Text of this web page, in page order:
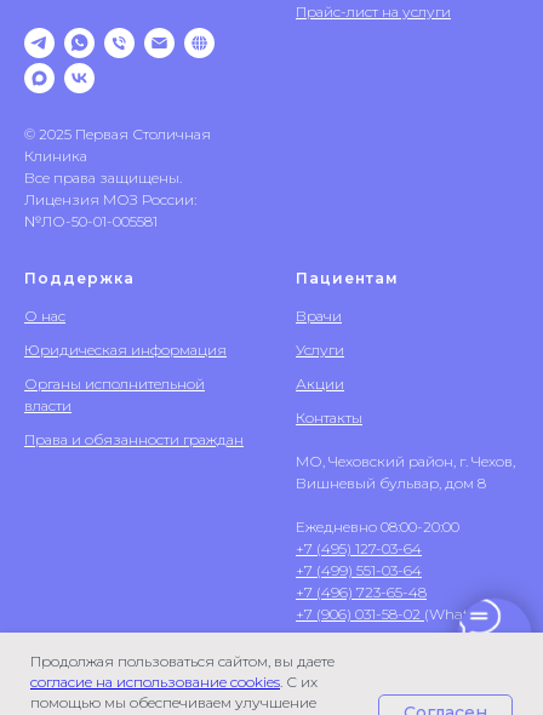
Продолжая пользоваться сайтом, вы даете
согласие на использование cookies. С их
помощью мы обеспечиваем улучшение
© 2025 Первая Столичная
Клиника
Все права защищены.
Лицензия МОЗ России:
№ЛО-50-01-005581
Прайс-лист на услуги
Поддержка
О нас
Юридическая информация
Органы исполнительной
власти
Права и обязанности граждан
Пациентам
Врачи
Услуги
Акции
Контакты
МО, Чеховский район, г. Чехов,
Вишневый бульвар, дом 8
Ежедневно 08:00-20:00
+7 (495) 127-03-64
+7 (499) 551-03-64
+7 (496) 723-65-48
+7 (906) 031-58-02 (WhatsApp)